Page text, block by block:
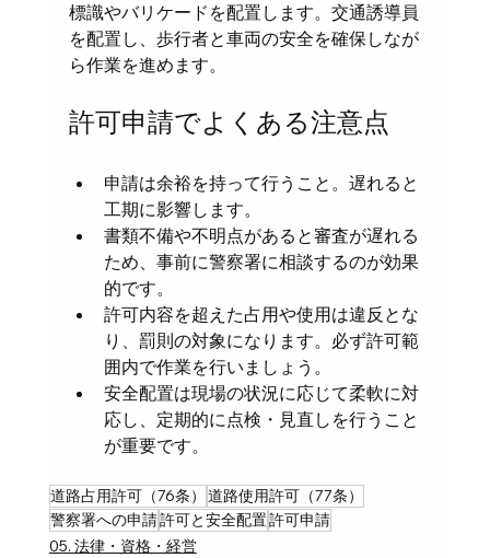
標識やバリケードを配置します。交通誘導員
を配置し、歩行者と車両の安全を確保しなが
ら作業を進めます。
許可申請でよくある注意点
申請は余裕を持って行うこと。遅れると
工期に影響します。
書類不備や不明点があると審査が遅れる
ため、事前に警察署に相談するのが効果
的です。
許可内容を超えた占用や使用は違反とな
り、罰則の対象になります。必ず許可範
囲内で作業を行いましょう。
安全配置は現場の状況に応じて柔軟に対
応し、定期的に点検・見直しを行うこと
が重要です。
道路占用許可（76条）
道路使用許可（77条）
警察署への申請許可と安全配置許可申請
05. 法律・資格・経営